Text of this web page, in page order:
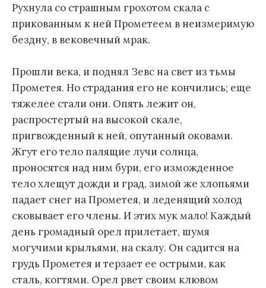
Рухнула со страшным грохотом скала с
прикованным к ней Прометеем в неизмеримую
бездну, в вековечный мрак.
Прошли века, и поднял Зевс на свет из тьмы
Прометея. Но страдания его не кончились; еще
тяжелее стали они. Опять лежит он,
распростертый на высокой скале,
пригвожденный к ней, опутанный оковами.
Жгут его тело палящие лучи солнца,
проносятся над ним бури, его изможденное
тело хлещут дожди и град, зимой же хлопьями
падает снег на Прометея, и леденящий холод
сковывает его члены. И этих мук мало! Каждый
день громадный орел прилетает, шумя
могучими крыльями, на скалу. Он садится на
грудь Прометея и терзает ее острыми, как
сталь, когтями. Орел рвет своим клювом